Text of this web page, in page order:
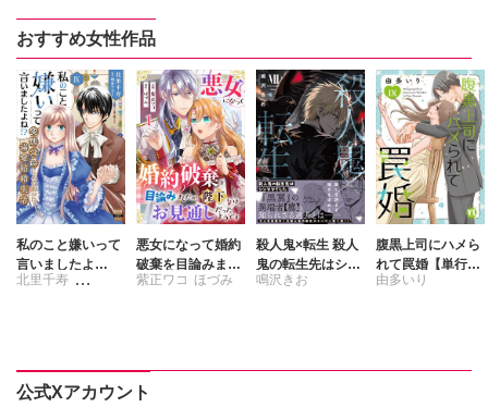
おすすめ女性作品
私のこと嫌いって
言いましたよ
ね！？変態公爵に
北里千寿
悪女になって婚約
破棄を目論みまし
たが、陛下にはお
紫正ワコ ほづみ
殺人鬼×転生 殺人
鬼の転生先はシン
ママでした Ⅶ
鳴沢きお
腹黒上司にハメら
れて罠婚【単行本
版】【電子書店限
由多いり
公式Xアカウント